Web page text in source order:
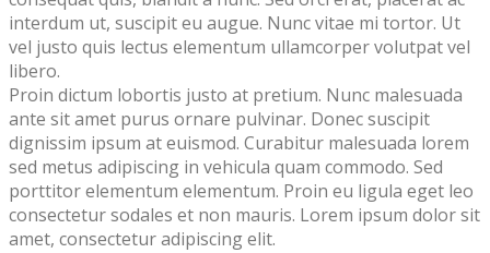
interdum ut, suscipit eu augue. Nunc vitae mi tortor. Ut
vel justo quis lectus elementum ullamcorper volutpat vel
libero.
Proin dictum lobortis justo at pretium. Nunc malesuada
ante sit amet purus ornare pulvinar. Donec suscipit
dignissim ipsum at euismod. Curabitur malesuada lorem
sed metus adipiscing in vehicula quam commodo. Sed
porttitor elementum elementum. Proin eu ligula eget leo
consectetur sodales et non mauris. Lorem ipsum dolor sit
amet, consectetur adipiscing elit.